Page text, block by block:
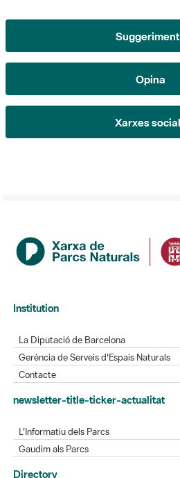
Opina
Xarxes socials
Institution
Gerència de Serveis d'Espais Naturals
newsletter-title-ticker-actualitat
L'Informatiu dels Parcs
Gaudim als Parcs
Directori de contacte
Xarxes socials